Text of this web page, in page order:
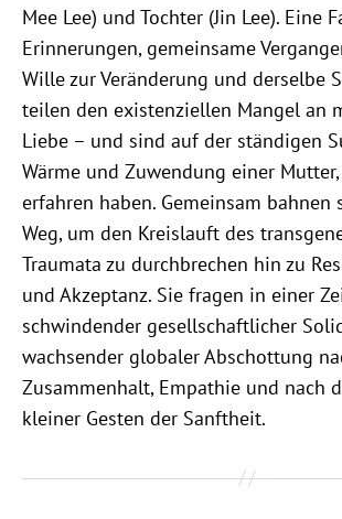
Mee Lee) und Tochter (Jin Lee). Eine
Erinnerungen, gemeinsame
Wille zur Veränderung und derselbe
teilen den existenziellen Mangel an
Liebe – und sind auf der ständigen
Wärme und Zuwendung einer
erfahren haben. Gemeinsam bahnen
Weg, um den Kreislauft des
Traumata zu durchbrechen hin zu
und Akzeptanz. Sie fragen in einer
schwindender gesellschaftlicher
wachsender globaler Abschottung
Zusammenhalt, Empathie und nach
kleiner Gesten der Sanftheit.